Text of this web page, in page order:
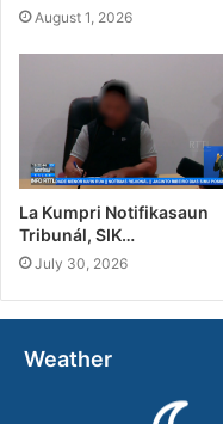
August 1, 2026
La Kumpri Notifikasaun
Tribunál, SIK…
July 30, 2026
Weather